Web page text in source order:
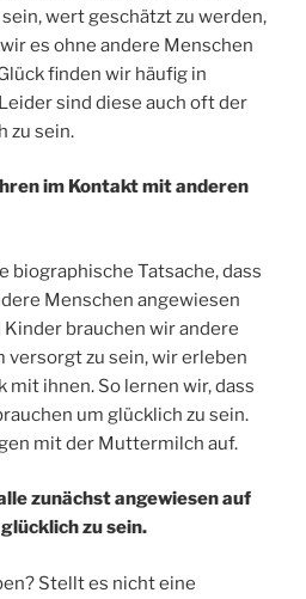
wert geschätzt zu werden,
es ohne andere Menschen
finden wir häufig in
sind diese auch oft der
zu sein.
im Kontakt mit anderen
biographische Tatsache, dass
Menschen angewiesen
brauchen wir andere
versorgt zu sein, wir erleben
mit ihnen. So lernen wir, dass
um glücklich zu sein.
mit der Muttermilch auf.
zunächst angewiesen auf
zu sein.
Stellt es nicht eine